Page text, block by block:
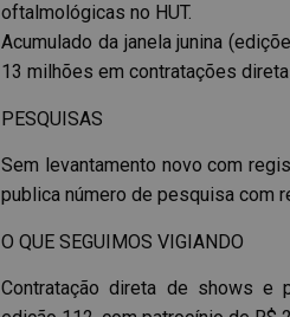
oftalmológicas no HUT.
Acumulado da janela junina
13 milhões em contratações
PESQUISAS
Sem levantamento novo com
publica número de pesquisa com
O QUE SEGUIMOS VIGIANDO
Contratação direta de shows e